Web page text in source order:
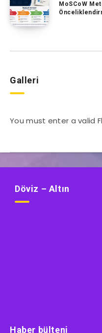
MoSCoW
Galleri
You must enter a valid
Döviz – Altın
Haber bülteni